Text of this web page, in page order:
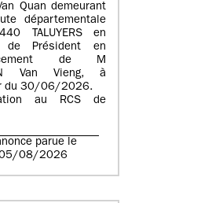
Quan demeurant
départementale
TALUYERS en
de Président en
de M
Van Vieng, à
du 30/06/2026.
au RCS de
parue le
08/2026